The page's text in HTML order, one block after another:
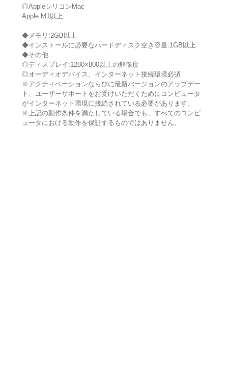
◎AppleシリコンMac
Apple M1以上
◆メモリ:2GB以上
◆インストールに必要なハードディスク空き容量:1GB以上
◆その他
◎ディスプレイ:1280×800以上の解像度
◎オーディオデバイス、インターネット接続環境必須
※アクティベーションならびに最新バージョンのアップデー
ト、ユーザーサポートをお受けいただくためにコンピュータ
がインターネット環境に接続されている必要があります。
※上記の動作条件を満たしている場合でも、すべてのコンピ
ュータにおける動作を保証するものではありません。